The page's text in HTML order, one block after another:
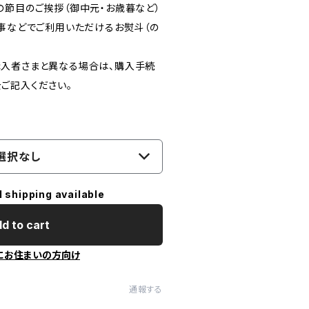
目のご挨拶（御中元・お歳暮など）
などでご利用いただけるお熨斗（の
者さまと異なる場合は、購入手続
記入ください。
択なし
shipping available
to cart
お住まいの方向け
通報する